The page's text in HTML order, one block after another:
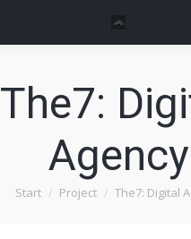
The7:
Agency
Sie befinden sich hier:
Start Project The7: Digital